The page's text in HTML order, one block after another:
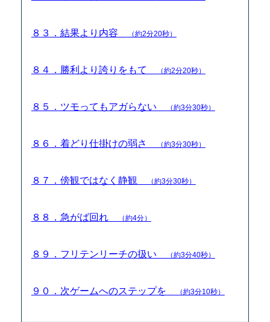
８３．結果より内容 （約2分20秒）
８４．勝利より誇りをもて （約2分20秒）
８５．ツモってもアガらない （約3分30秒）
８６．着どり仕掛けの弱さ （約3分30秒）
８７．傍観ではなく静観 （約3分30秒）
８８．急がば回れ （約4分）
８９．フリテンリーチの扱い （約3分40秒）
９０．次ゲームへのステップを （約3分10秒）